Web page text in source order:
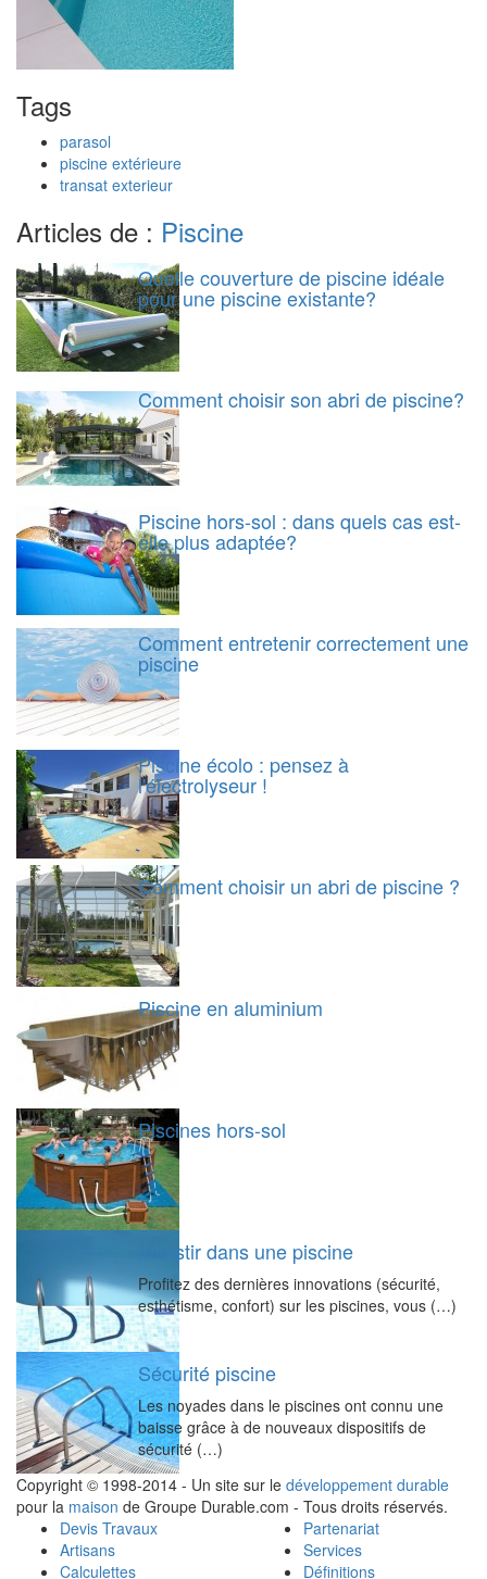
Tags
parasol
piscine extérieure
transat exterieur
Articles de : Piscine
Quelle couverture de piscine idéale
pour une piscine existante?
Comment choisir son abri de piscine?
Piscine hors-sol : dans quels cas est-
elle plus adaptée?
Comment entretenir correctement une
piscine
Piscine écolo : pensez à
l'électrolyseur !
Comment choisir un abri de piscine ?
Piscine en aluminium
Piscines hors-sol
Investir dans une piscine
Profitez des dernières innovations (sécurité,
esthétisme, confort) sur les piscines, vous (…)
Sécurité piscine
Les noyades dans le piscines ont connu une
baisse grâce à de nouveaux dispositifs de
sécurité (…)
Copyright © 1998-2014 - Un site sur le développement durable
pour la maison de Groupe Durable.com - Tous droits réservés.
Devis Travaux
Artisans
Calculettes
Partenariat
Services
Définitions